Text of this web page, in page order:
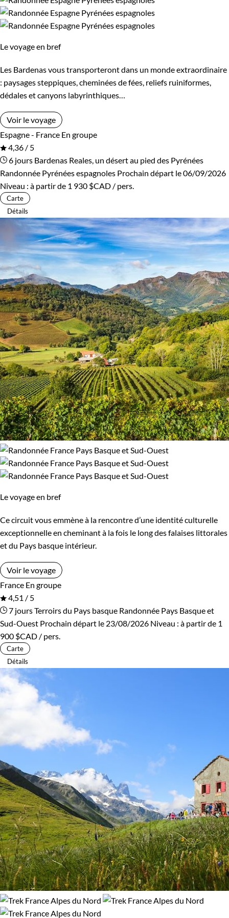
Autres régions Bretagne - Normandie
Pyrénées Vallée de la Loire
Budget
De 1 250 à 2 000 $CAD
De 2 000 à 3 000 $CAD
Plus de 3 000 $CAD
Âge des enfants
Les 6/9 ans Les 10/13 ans
Les 14/16 ans
Confort
Bivouac, sous tente Refuge, gîte, dortoir
Standard Supérieur
Haut de gamme
Itinérant Semi-itinérant
Environnement
Montagne
Volcans
Le voyage en bref
Les Bardenas vous transporteront dans un monde extraordinaire
: paysages steppiques, cheminées de fées, reliefs ruiniformes,
dédales et canyons labyrinthiques…
Voir le voyage
Espagne - France En groupe
4,36 / 5
6 jours Bardenas Reales, un désert au pied des Pyrénées
Randonnée Pyrénées espagnoles Prochain départ le 06/09/2026
Niveau : à partir de 1 930 $CAD / pers.
Carte
Détails
Le voyage en bref
Ce circuit vous emmène à la rencontre d’une identité culturelle
exceptionnelle en cheminant à la fois le long des falaises littorales
et du Pays basque intérieur.
Voir le voyage
France En groupe
4,51 / 5
7 joursTerroirs du Pays basque Randonnée Pays Basque et
Sud-Ouest Prochain départ le 23/08/2026 Niveau : à partir de 1
900 $CAD / pers.
Carte
Détails